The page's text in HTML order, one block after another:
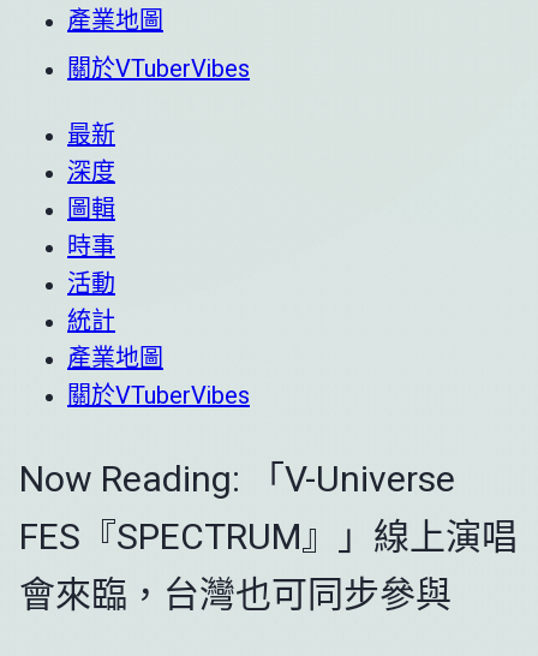
產業地圖
關於VTuberVibes
最新
深度
圖輯
時事
活動
統計
產業地圖
關於VTuberVibes
Now Reading:
「V-Universe
FES『SPECTRUM』」線上演唱
會來臨，台灣也可同步參與